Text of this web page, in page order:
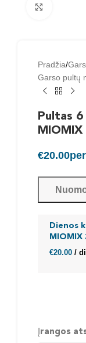
Pradžia/
Garso pultų
Pultas 6
MIOMIX
€20.00
Dienos
MIOMIX
€20.00 /
Įrangos